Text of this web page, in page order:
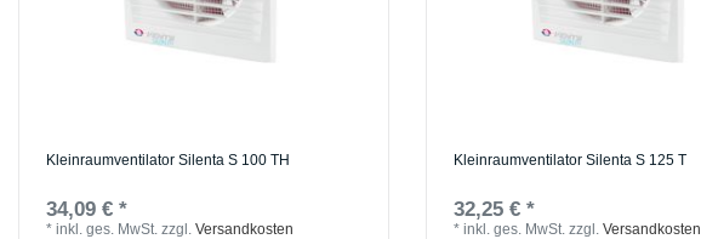
Kleinraumventilator Silenta S 100 TH
34,09 € *
*inkl. ges. MwSt. zzgl.Versandkosten
Kleinraumventilator Silenta S 125 T
32,25 € *
*inkl. ges. MwSt. zzgl.Versandkosten